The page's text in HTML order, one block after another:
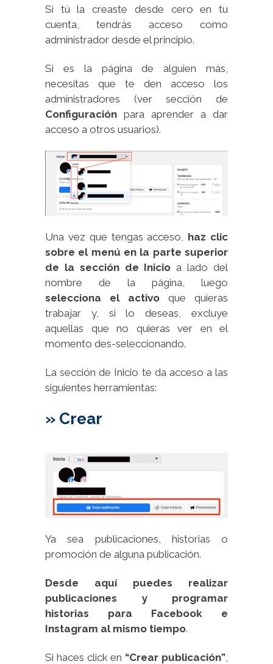
Si tú la creaste desde cero en tu
cuenta, tendrás acceso como
administrador desde el principio.
Si es la página de alguien más,
necesitas que te den acceso los
administradores (ver sección de
Configuración para aprender a dar
acceso a otros usuarios).
Una vez que tengas acceso, haz clic
sobre el menú en la parte superior
de la sección de Inicio a lado del
nombre de la página, luego
selecciona el activo que quieras
trabajar y, si lo deseas, excluye
aquellas que no quieras ver en el
momento des-seleccionando.
La sección de Inicio te da acceso a las
siguientes herramientas:
» Crear
Ya sea publicaciones, historias o
promoción de alguna publicación.
Desde aquí puedes realizar
publicaciones y programar
historias para Facebook e
Instagram al mismo tiempo.
Si haces click en “Crear publicación”